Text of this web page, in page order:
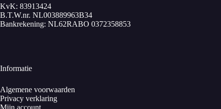
KvK: 83913424
B.T.W.nr. NL003889963B34
Bankrekening: NL62RABO 0372358853
Informatie
Algemene voorwaarden
Privacy verklaring
Mijn account